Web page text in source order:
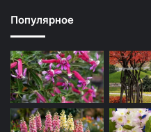
Популярное